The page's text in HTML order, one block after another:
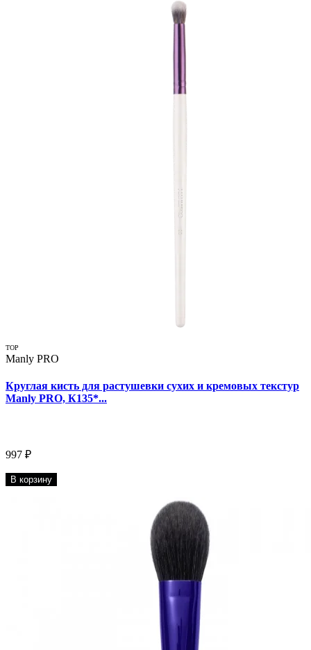
TOP
Manly PRO
Круглая кисть для растушевки сухих и кремовых текстур
Manly PRO, К135*...
997 ₽
В корзину